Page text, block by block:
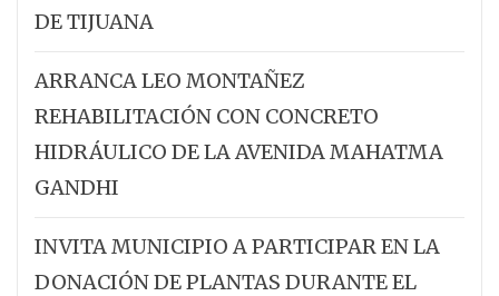
DE TIJUANA
ARRANCA LEO MONTAÑEZ
REHABILITACIÓN CON CONCRETO
HIDRÁULICO DE LA AVENIDA MAHATMA
GANDHI
INVITA MUNICIPIO A PARTICIPAR EN LA
DONACIÓN DE PLANTAS DURANTE EL